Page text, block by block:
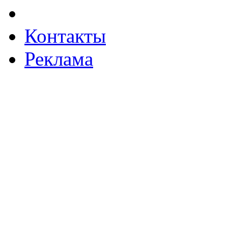
Контакты
Реклама